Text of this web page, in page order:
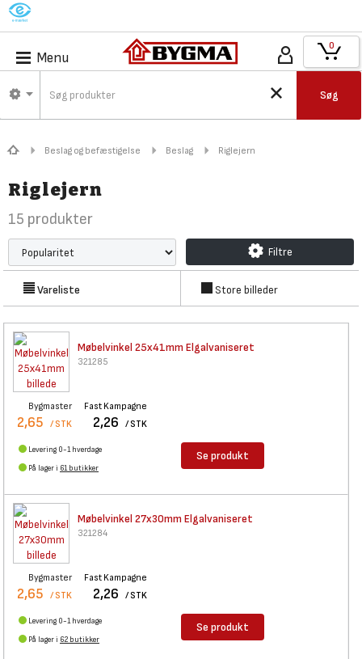
M
Menu
Søg
0
Beslag og befæstigelse Beslag Riglejern
Riglejern
15 produkter
Filtre
Vareliste Store billeder
Møbelvinkel 25x41mm Elgalvaniseret
321285
Bygmaster
2,65 / STK
Fast Kampagne
2,26 / STK
Levering 0-1 hverdage
På lager i 61 butikker
Se produkt
Møbelvinkel 27x30mm Elgalvaniseret
321284
Bygmaster
2,65 / STK
Fast Kampagne
2,26 / STK
Levering 0-1 hverdage
På lager i 62 butikker
Se produkt